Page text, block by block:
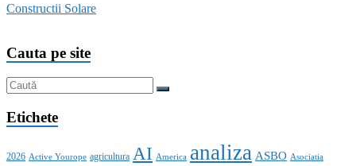
Constructii Solare
Cauta pe site
Etichete
2026 Active Yourope agricultura AI America analiza ASBO Asociatia